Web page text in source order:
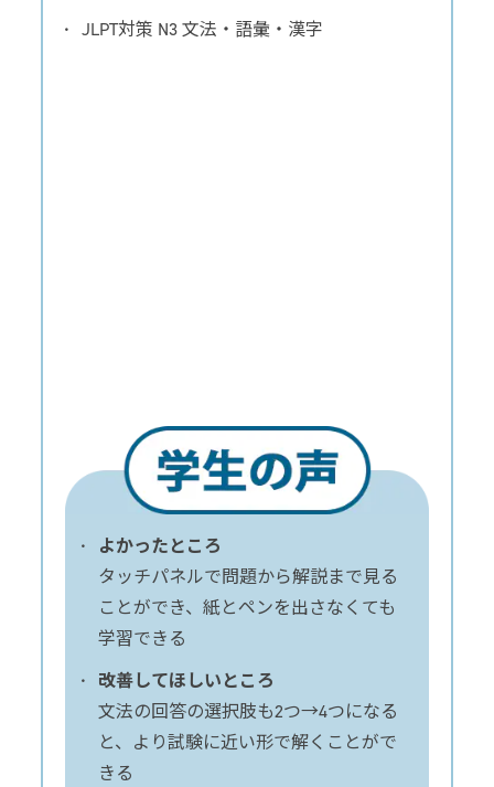
JLPT対策 N3 文法・語彙・漢字
よかったところ
タッチパネルで問題から解説まで見る
ことができ、紙とペンを出さなくても
学習できる
改善してほしいところ
文法の回答の選択肢も2つ→4つになる
と、より試験に近い形で解くことがで
きる